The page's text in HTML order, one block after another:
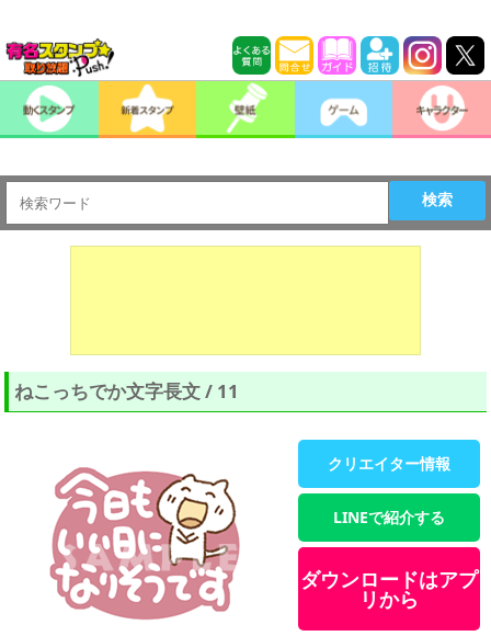
検索
ねこっちでか文字長文 / 11
クリエイター情報
LINEで紹介する
ダウンロードはアプ
リから